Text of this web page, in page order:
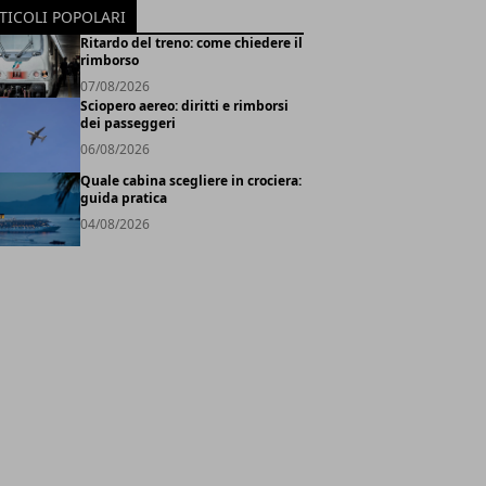
POPOLARI
Ritardo del treno: come chiedere il
rimborso
07/08/2026
Sciopero aereo: diritti e rimborsi
dei passeggeri
06/08/2026
Quale cabina scegliere in crociera:
guida pratica
04/08/2026